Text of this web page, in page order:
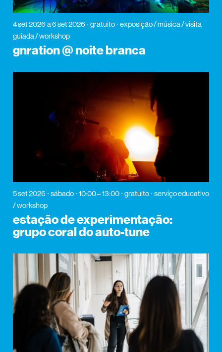
4 set 2026 a 6 set 2026 gratuito
exposição / música / visita
guiada / workshop
gnration @ noite branca
5 set 2026 sábado 10:00 – 13:00 gratuito
serviço educativo
/ workshop
estação de experimentação:
grupo coral do auto-tune